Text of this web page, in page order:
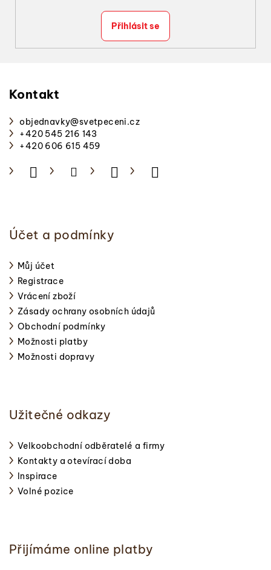
i
s
u
Přihlásit se
Kontakt
objednavky@svetpeceni.cz
+420 545 216 143
+420 606 615 459
Účet a podmínky
Můj účet
Registrace
Vrácení zboží
Zásady ochrany osobních údajů
Obchodní podmínky
Možnosti platby
Možnosti dopravy
Užitečné odkazy
Velkoobchodní odběratelé a firmy
Kontakty a otevírací doba
Inspirace
Volné pozice
Přijímáme online platby